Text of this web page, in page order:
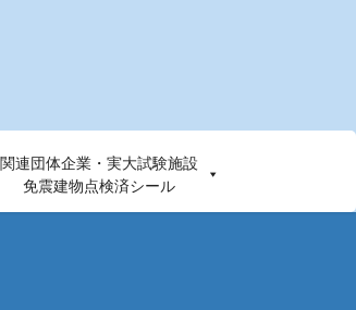
関連団体企業・実大試験施設
免震建物点検済シール